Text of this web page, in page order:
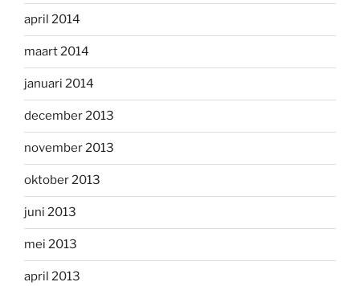
april 2014
maart 2014
januari 2014
december 2013
november 2013
oktober 2013
juni 2013
mei 2013
april 2013